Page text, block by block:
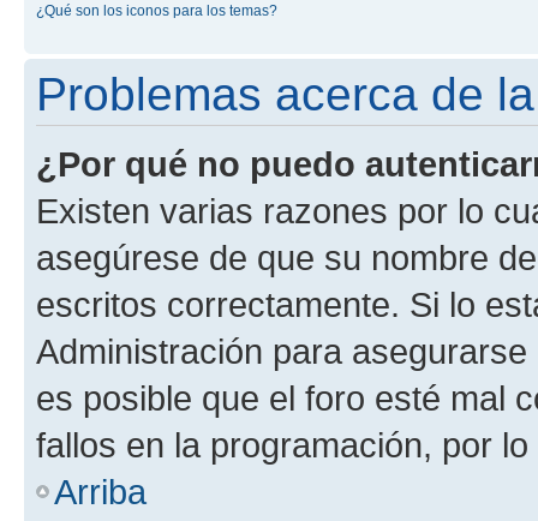
¿Qué son los iconos para los temas?
Problemas acerca de
¿Por qué no puedo
Existen varias razones por lo
asegúrese de que su nombre
escritos correctamente. Si lo
Administración para
es posible que el foro esté mal
fallos en la programación, por
Arriba